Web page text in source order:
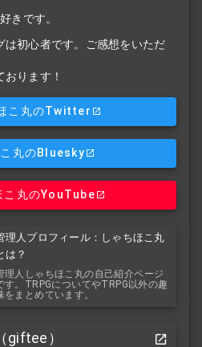
きです。
は初心者です。ご感想をいただ
ります！
こ丸のTwitter
こ丸のBluesky
こ丸のYouTube
理人プロフィール：しゃちほこ丸
は？
理人しゃちほこ丸の自己紹介ページ
す。TRPGについてやTRPG以外の趣
をまとめています。
giftee）